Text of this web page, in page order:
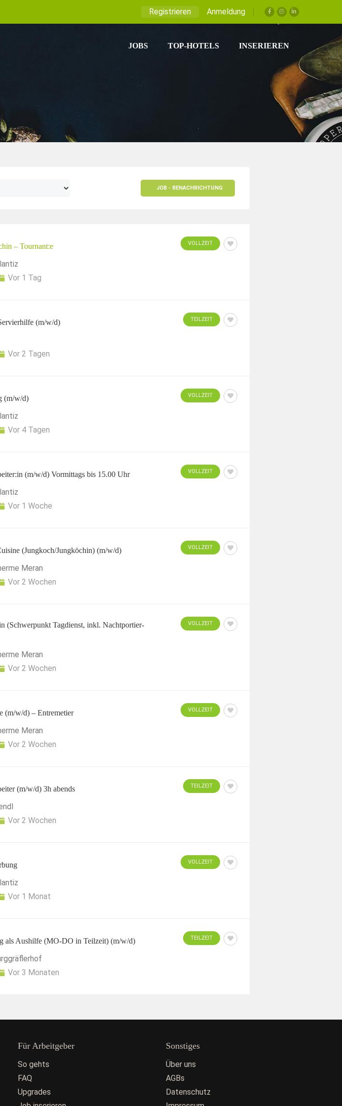
Registrieren Anmeldung
JOBS TOP-HOTELS INSERIEREN
JOB - BENACHRICHTUNG
– Tournant:e
Vor 1 Tag
VOLLZEIT
(m/w/d)
Vor 2 Tagen
TEILZEIT
(m/w/d)
Vor 4 Tagen
VOLLZEIT
(m/w/d) Vormittags bis 15.00 Uhr
Vor 1 Woche
VOLLZEIT
(Jungkoch/Jungköchin) (m/w/d)
Meran
Vor 2 Wochen
VOLLZEIT
(Schwerpunkt Tagdienst, inkl. Nachtportier-
Meran
Vor 2 Wochen
VOLLZEIT
(m/w/d) – Entremetier
Meran
Vor 2 Wochen
VOLLZEIT
(m/w/d) 3h abends
Vor 2 Wochen
TEILZEIT
Vor 1 Monat
VOLLZEIT
als Aushilfe (MO-DO in Teilzeit) (m/w/d)
Vor 3 Monaten
TEILZEIT
Für Arbeitgeber
So gehts
FAQ
Upgrades
Sonstiges
Über uns
AGBs
Datenschutz